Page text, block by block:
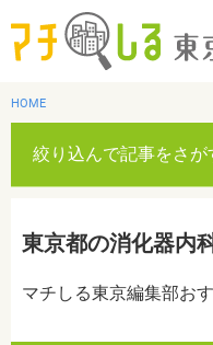
HOME
絞り込んで記事をさが
東京都の消化器内
マチしる東京編集部お